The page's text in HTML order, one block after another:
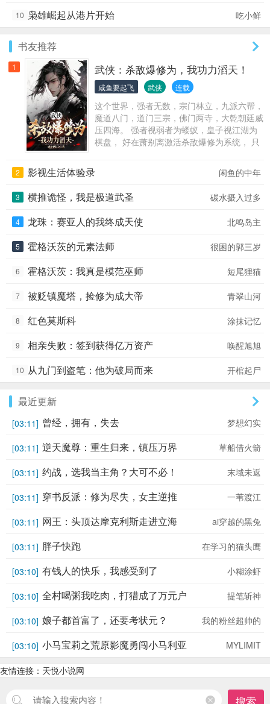
10 枭雄崛起从港片开始 吃小鲜
书友推荐
1 武侠：杀敌爆修为，我功力滔天！
咸鱼要起飞 武侠 连载
这个世界，强者无数，宗门林立，九派六帮，
魔道八门，道门三宗，佛门两寺，大乾朝廷威
压四海。 强者视弱者为蝼蚁，皇子视江湖为
棋盘， 好在萧别离激活杀敌爆修为系统， 只
爷，只要和我为敌，通通化为我的经验宝宝。
若干年后， 看着已经凋零的江湖，萧别离心
中想到： “要不要休息几年，等这些韭菜再长
2 影视生活体验录 闲鱼的中年
3 横推诡怪，我是极道武圣 碳水摄入过多
4 龙珠：赛亚人的我终成天使 北鸣岛主
5 霍格沃茨的元素法师 很困的郭三岁
6 霍格沃茨：我真是模范巫师 短尾狸猫
7 被贬镇魔塔，捡修为成大帝 青翠山河
8 红色莫斯科 涂抹记忆
9 相亲失败：签到获得亿万资产 唤醒旭旭
10 从九门到盗笔：他为破局而来 开棺起尸
最近更新
[03:11] 梦想幻实
曾经，拥有，失去
[03:11] 草船借火箭
逆天魔尊：重生归来，镇压万界
[03:11] 末域未返
约战，选我当主角？大可不必！
[03:11] 一苇渡江
穿书反派：修为尽失，女主逆推
[03:11] ai穿越的黑兔
网王：头顶达摩克利斯走进立海
[03:11] 在学习的猫头鹰
胖子快跑
[03:10] 小糊涂虾
有钱人的快乐，我感受到了
[03:10] 提笔斩神
全村喝粥我吃肉，打猎成了万元户
[03:10] 我的粉丝超帅的
娘子都首富了，还要考状元？
[03:10] MYLIMIT
小马宝莉之荒原影魔勇闯小马利亚
友情连接： 天悦小说网
搜索